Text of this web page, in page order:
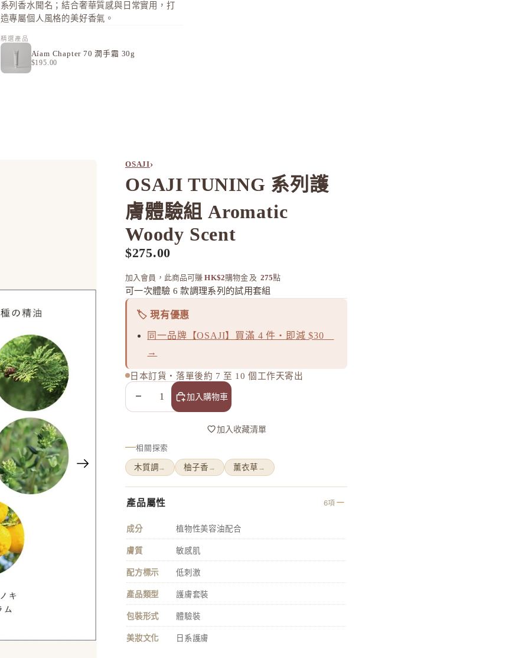
系列香水聞名；結合奢華質感與日常實用，打
造專屬個人風格的美好香氣。
精選產品
Aíam Chapter 70 潤手霜 30g
$195.00
OSAJI›
OSAJI TUNING 系列護
膚體驗組 Aromatic
Woody Scent
$275.00
加入會員，此商品可賺 HK$2購物金 及 275點
可一次體驗 6 款調理系列的試用套組
🏷️ 現有優惠
同一品牌【OSAJI】買滿 4 件・即減 $30
→
日本訂貨・落單後約 7 至 10 個工作天寄出
減少數量 增加數量
加入購物車
加入收藏清單
相關探索
木質調 → 柚子香 → 薰衣草 →
產品屬性 6項
成分 植物性美容油配合
膚質 敏感肌
配方標示 低刺激
產品類型 護膚套裝
包裝形式 體驗裝
美妝文化 日系護膚